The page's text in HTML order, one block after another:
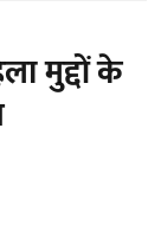
मुद्दों के